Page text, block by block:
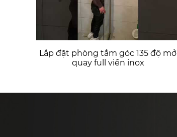
Lắp đặt phòng tắm góc 135 độ mở
quay full viền inox